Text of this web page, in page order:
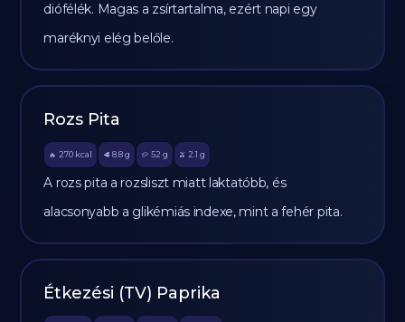
diófélék. Magas a zsírtartalma, ezért napi egy
maréknyi elég belőle.
Rozs Pita
🔥 270 kcal 🥩 8.8 g 🥔 52 g 🫒 2.1 g
A rozs pita a rozsliszt miatt laktatóbb, és
alacsonyabb a glikémiás indexe, mint a fehér pita.
Étkezési (TV) Paprika